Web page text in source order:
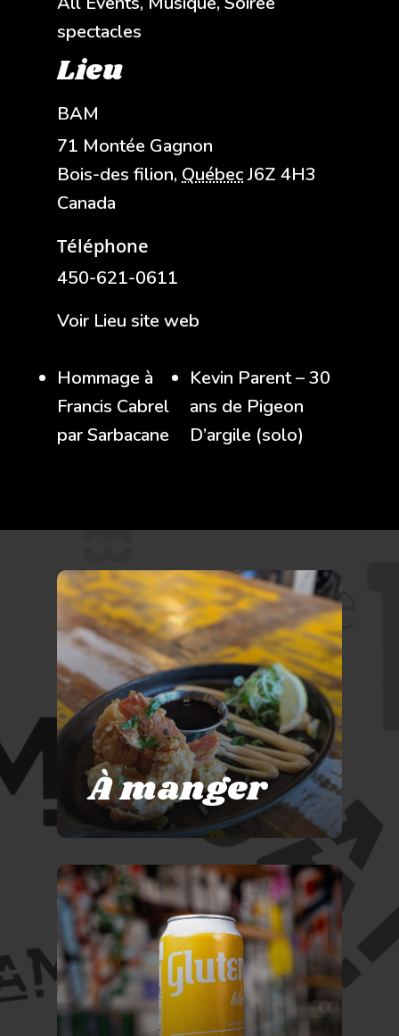
spectacles
Lieu
BAM
71 Montée Gagnon
Bois-des filion, QuébecJ6Z 4H3
Canada
Téléphone
450-621-0611
Voir Lieu site web
Hommage à
Francis Cabrel
par Sarbacane
Kevin Parent – 30
ans de Pigeon
D’argile (solo)
À manger